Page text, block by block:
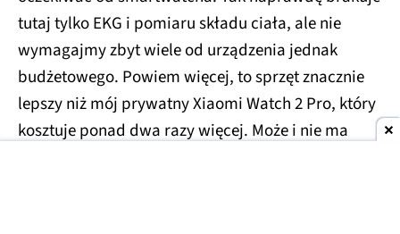
tutaj tylko EKG i pomiaru składu ciała, ale nie
wymagajmy zbyt wiele od urządzenia jednak
budżetowego. Powiem więcej, to sprzęt znacznie
lepszy niż mój prywatny Xiaomi Watch 2 Pro, który
kosztuje ponad dwa razy więcej. Może i nie ma